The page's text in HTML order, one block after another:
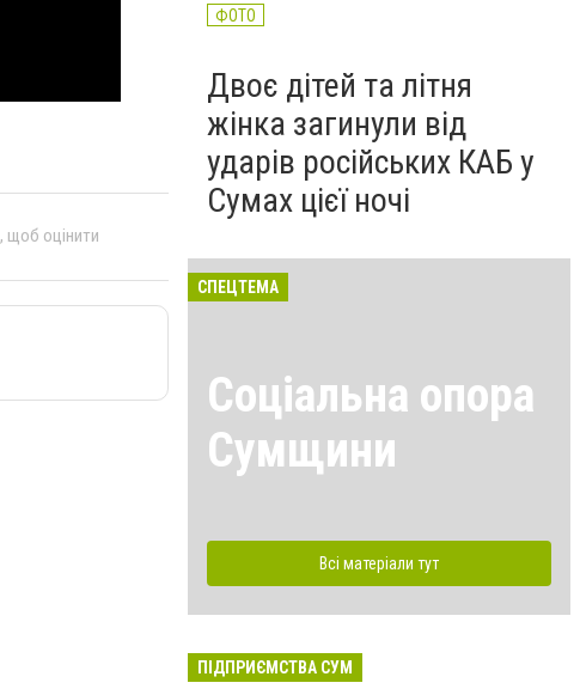
, щоб оцінити
ФОТО
Двоє дітей та літня
жінка загинули від
ударів російських КАБ у
Сумах цієї ночі
СПЕЦТЕМА
Соціальна опора
Сумщини
Всі матеріали тут
ПІДПРИЄМСТВА СУМ